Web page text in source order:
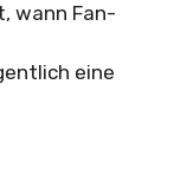
wann Fan-
eine